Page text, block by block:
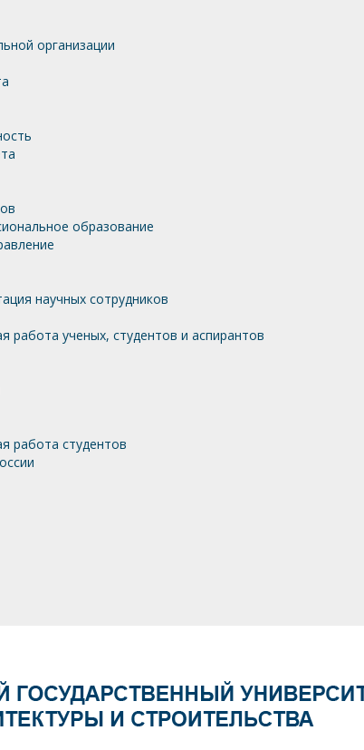
организации
образование
научных сотрудников
работа ученых, студентов и аспирантов
работа студентов